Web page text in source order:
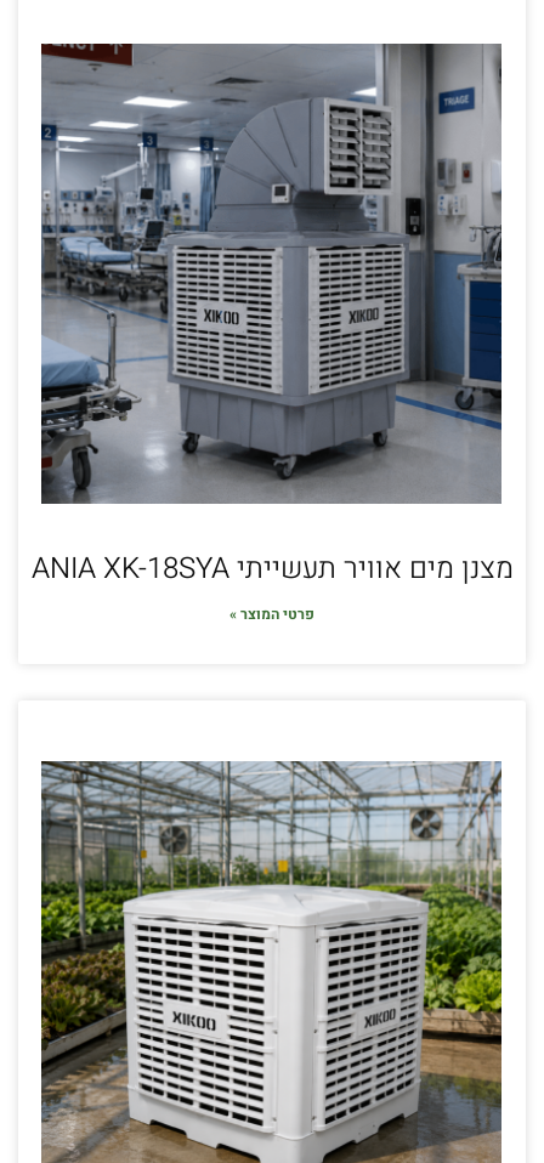
מצנן מים אוויר תעשייתי ANIA XK-18SYA
פרטי המוצר »